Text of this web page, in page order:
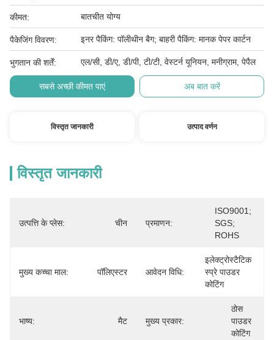
कीमत: बातचीत योग्य
पैकेजिंग विवरण: इनर पैकिंग: पॉलीथीन बैग; बाहरी पैकिंग: मानक पेपर कार्टन
भुगतान की शर्तें: एल/सी, डी/ए, डी/पी, टी/टी, वेस्टर्न यूनियन, मनीग्राम, पेपैल
सबसे अच्छी कीमत पाएं अब बात करें
विस्तृत जानकारी उत्पाद वर्णन
विस्तृत जानकारी
उत्पत्ति के प्लेस: चीन प्रमाणन:
ISO9001;
SGS;
ROHS
मुख्य कच्चा माल: पॉलिएस्टर आवेदन विधि:
इलेक्ट्रोस्टैटिक
स्प्रे पाउडर
कोटिंग
भाष्य: मैट मुख्य प्रकार:
ठोस
पाउडर
कोटिंग